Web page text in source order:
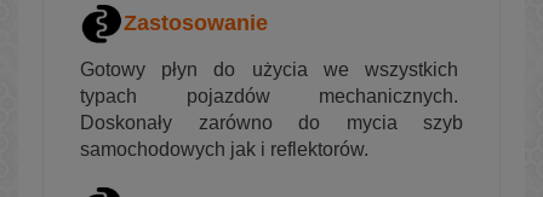
Zastosowanie
Gotowy płyn do użycia we wszystkich
typach pojazdów mechanicznych.
Doskonały zarówno do mycia szyb
samochodowych jak i reflektorów.